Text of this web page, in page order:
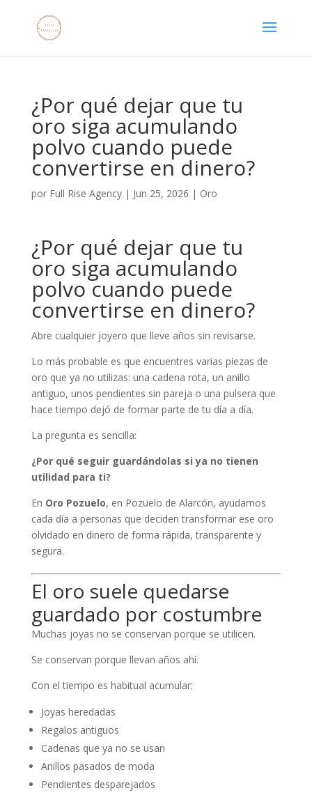
¿Por qué dejar que tu
oro siga acumulando
polvo cuando puede
convertirse en dinero?
por Full Rise Agency| Jun 25, 2026 | Oro
¿Por qué dejar que tu
oro siga acumulando
polvo cuando puede
convertirse en dinero?
Abre cualquier joyero que lleve años sin revisarse.
Lo más probable es que encuentres varias piezas de
oro que ya no utilizas: una cadena rota, un anillo
antiguo, unos pendientes sin pareja o una pulsera que
hace tiempo dejó de formar parte de tu día a día.
La pregunta es sencilla:
¿Por qué seguir guardándolas si ya no tienen
utilidad para ti?
En Oro Pozuelo, en Pozuelo de Alarcón, ayudamos
cada día a personas que deciden transformar ese oro
olvidado en dinero de forma rápida, transparente y
segura.
El oro suele quedarse
guardado por costumbre
Muchas joyas no se conservan porque se utilicen.
Se conservan porque llevan años ahí.
Con el tiempo es habitual acumular:
Joyas heredadas
Regalos antiguos
Cadenas que ya no se usan
Anillos pasados de moda
Pendientes desparejados